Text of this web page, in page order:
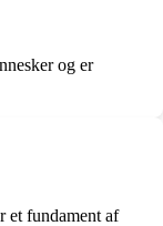
og er
et fundament af